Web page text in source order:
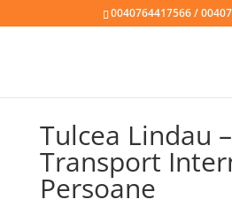
0040764417566 /
Tulcea Lindau –
Transport
Persoane